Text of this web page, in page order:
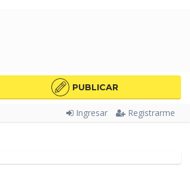
PUBLICAR
Ingresar Registrarme